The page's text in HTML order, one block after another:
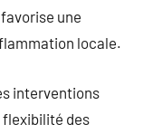
une
locale.
interventions
flexibilité des